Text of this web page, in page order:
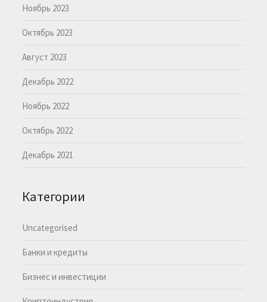
Ноябрь 2023
Октябрь 2023
Август 2023
Декабрь 2022
Ноябрь 2022
Октябрь 2022
Декабрь 2021
Категории
Uncategorised
Банки и кредиты
Бизнес и инвестиции